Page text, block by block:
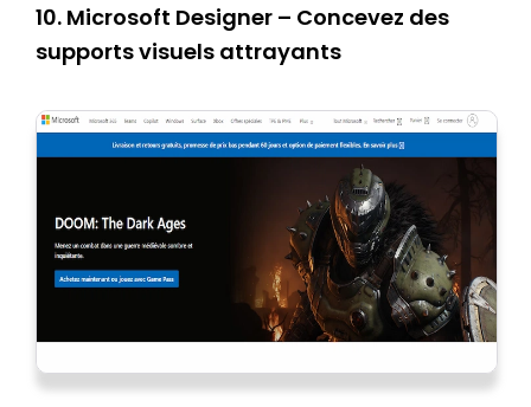
10. Microsoft Designer – Concevez des
supports visuels attrayants